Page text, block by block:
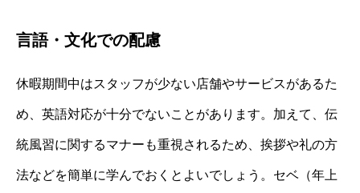
言語・文化での配慮
休暇期間中はスタッフが少ない店舗やサービスがあるた
め、英語対応が十分でないことがあります。加えて、伝
統風習に関するマナーも重視されるため、挨拶や礼の方
法などを簡単に学んでおくとよいでしょう。セベ（年上